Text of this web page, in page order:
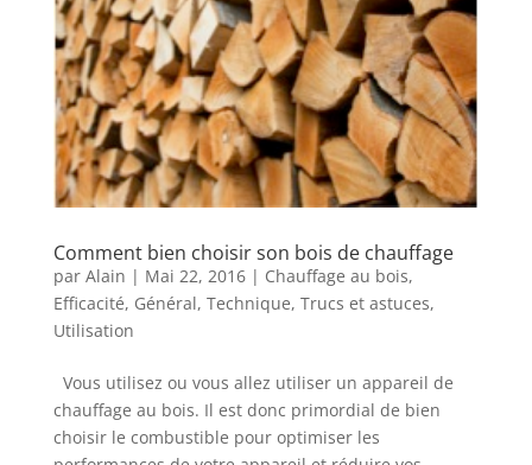
Comment bien choisir son bois de chauffage
par Alain | Mai 22, 2016| Chauffage au bois,
Efficacité, Général, Technique, Trucs et astuces,
Utilisation
Vous utilisez ou vous allez utiliser un appareil de
chauffage au bois. Il est donc primordial de bien
choisir le combustible pour optimiser les